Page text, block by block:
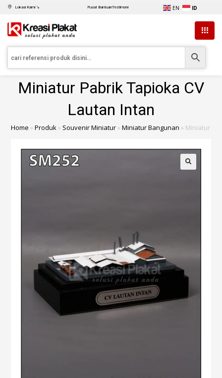
Lokasi Kami ↘ Pusat BantuanTestimoni EN ID
Miniatur Pabrik Tapioka CV
Lautan Intan
Home »Produk» Souvenir Miniatur»Miniatur Bangunan » Miniatur